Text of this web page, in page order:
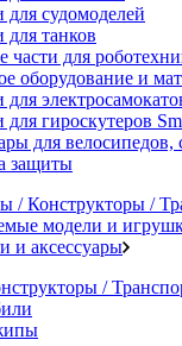
для судомоделей
для танков
части для
оборудование и
для
для гироскутеров
для велосипедов,
защиты
/ Конструкторы /
модели и
и аксессуары
/